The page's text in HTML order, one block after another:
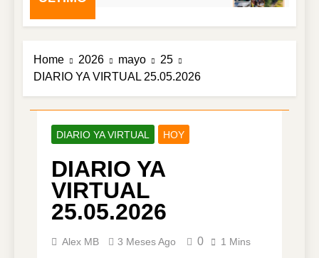
Home 2026 mayo
25
DIARIO YA VIRTUAL 25.05.2026
DIARIO YA VIRTUAL HOY
DIARIO YA
VIRTUAL
25.05.2026
Alex MB 3 Meses Ago 0 1 Mins